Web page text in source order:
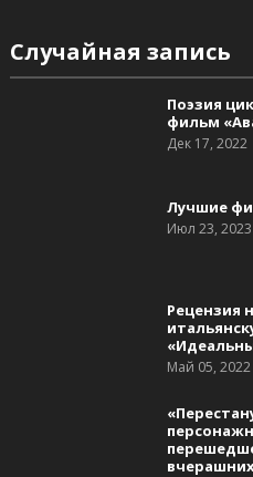
Случайная запись
Поэзия
фильм
Дек 17, 2022
Лучшие
Июл 23, 2023
Рецензия
Май 05, 2022